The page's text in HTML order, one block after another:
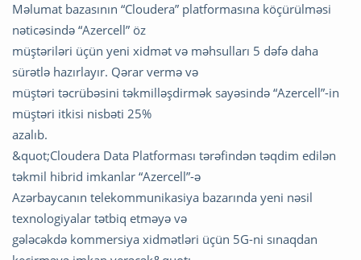
Məlumat bazasının “Cloudera” platformasına köçürülməsi
nəticəsində “Azercell” öz
müştəriləri üçün yeni xidmət və məhsulları 5 dəfə daha
sürətlə hazırlayır. Qərar vermə və
müştəri təcrübəsini təkmilləşdirmək sayəsində “Azercell”-in
müştəri itkisi nisbəti 25%
azalıb.
&quot;Cloudera Data Platforması tərəfindən təqdim edilən
təkmil hibrid imkanlar “Azercell”-ə
Azərbaycanın telekommunikasiya bazarında yeni nəsil
texnologiyalar tətbiq etməyə və
gələcəkdə kommersiya xidmətləri üçün 5G-ni sınaqdan